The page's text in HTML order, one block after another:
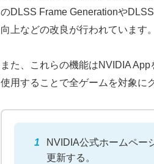
のDLSS Frame Generationや
向上などの改良が行われています。
また、これらの機能はNVIDIA
使用することで全ゲームを対象に
NVIDIA公式ホームペー
更新する。